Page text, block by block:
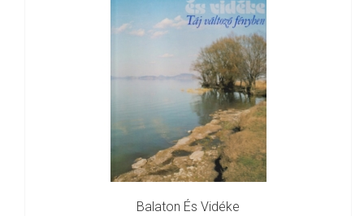
Balaton És Vidéke